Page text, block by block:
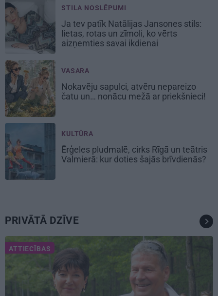
STILA NOSLĒPUMI
Ja tev patīk Natālijas Jansones stils:
lietas, rotas un zīmoli, ko vērts
aizņemties savai ikdienai
VASARA
Nokavēju sapulci, atvēru nepareizo
čatu un… nonācu mežā ar priekšnieci!
KULTŪRA
Ērģeles pludmalē, cirks Rīgā un teātris
Valmierā: kur doties šajās brīvdienās?
PRIVĀTĀ DZĪVE
ATTIECĪBAS